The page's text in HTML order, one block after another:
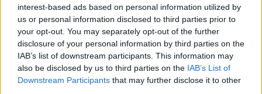
interest-based ads based on personal information utilized by
us or personal information disclosed to third parties prior to
your opt-out. You may separately opt-out of the further
disclosure of your personal information by third parties on the
IAB’s list of downstream participants. This information may
also be disclosed by us to third parties on the IAB’s List of
Downstream Participants that may further disclose it to other
Προσθέστε το ΕΘΝΟΣ στη Google
ΟΟυκρανόςπρόεδροςΒολοντίμιρ Ζελένσκι
προειδοποίησε σήμερα για έναν «δύσκολο
χειμώνα» που έρχεται στη χώρα του, κατά τη